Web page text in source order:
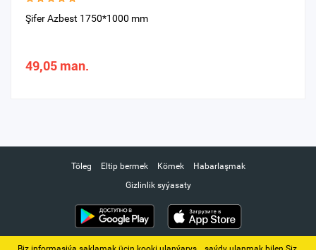
Şifer Azbest 1750*1000 mm
49,05 man.
Töleg Eltip bermek Kömek
Habarlaşmak
Gizlinlik syýasaty